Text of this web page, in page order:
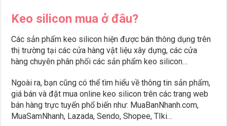
Keo silicon mua ở đâu?
Các sản phẩm keo silicon hiện được bán thông dụng trên
thị trường tại các cửa hàng vật liệu xây dựng, các cửa
hàng chuyên phân phối các sản phẩm keo silicon…
Ngoài ra, bạn cũng có thể tìm hiểu về thông tin sản phẩm,
giá bán và đặt mua online keo silicon trên các trang web
bán hàng trực tuyến phổ biến như: MuaBanNhanh.com,
MuaSamNhanh, Lazada, Sendo, Shopee, TIki…